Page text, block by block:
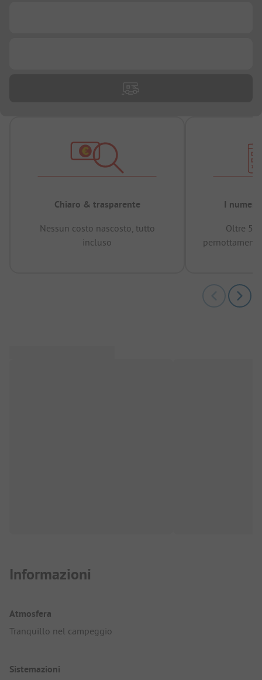
Chiaro & trasparente
Nessun costo nascosto, tutto
incluso
I numeri
Oltre
Informazioni
Atmosfera
Tranquillo nel campeggio
Sistemazioni